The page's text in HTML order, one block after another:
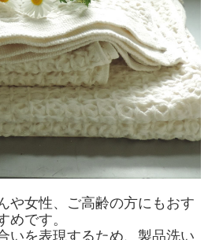
や女性、ご高齢の方にもおす
めです。
いを表現するため、製品洗い